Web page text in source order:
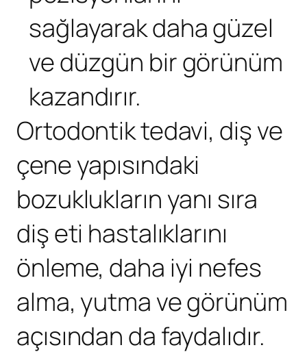
sağlayarak daha güzel
ve düzgün bir görünüm
kazandırır.
Ortodontik tedavi, diş ve
çene yapısındaki
bozuklukların yanı sıra
diş eti hastalıklarını
önleme, daha iyi nefes
alma, yutma ve görünüm
açısından da faydalıdır.